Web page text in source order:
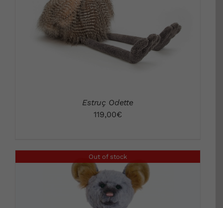
Estruç Odette
119,00€
Out of stock